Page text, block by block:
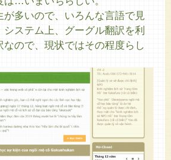
が多いので、いろんな言語で見
システム上、グーグル翻訳を利
なので、現状ではその程度らし